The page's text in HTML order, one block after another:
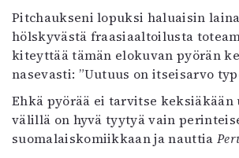
Pitchaukseni lopuksi haluaisin
hölskyvästä fraasiaaltoilusta
kiteyttää tämän elokuvan pyörän
nasevasti: ”Uutuus on itseisarvo
Ehkä pyörää ei tarvitse keksiäkään
välillä on hyvä tyytyä vain
suomalaiskomiikkaan ja nauttia